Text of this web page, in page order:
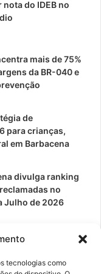
tecnologias como
nota do IDEB no
mais de 75%
da BR-040 e
de
para crianças,
em Barbacena
divulga ranking
no
Julho de 2026
de